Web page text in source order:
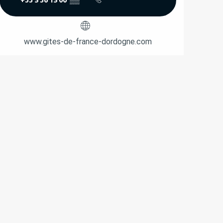
www.gites-de-france-dordogne.com